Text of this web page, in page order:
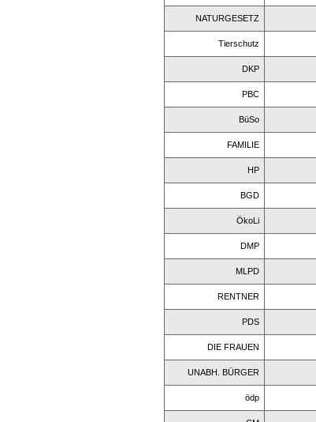
NATURGESETZ
Tierschutz
DKP
PBC
BüSo
FAMILIE
HP
BGD
ÖkoLi
DMP
MLPD
RENTNER
PDS
DIE FRAUEN
UNABH. BÜRGER
ödp